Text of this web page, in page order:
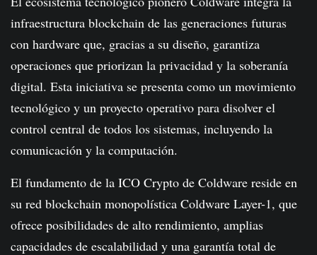
infraestructura blockchain de las generaciones futuras
con hardware que, gracias a su diseño, garantiza
operaciones que priorizan la privacidad y la soberanía
digital. Esta iniciativa se presenta como un movimiento
tecnológico y un proyecto operativo para disolver el
control central de todos los sistemas, incluyendo la
comunicación y la computación.
El fundamento de la ICO Crypto de Coldware reside en
su red blockchain monopolística Coldware Layer-1, que
ofrece posibilidades de alto rendimiento, amplias
capacidades de escalabilidad y una garantía total de